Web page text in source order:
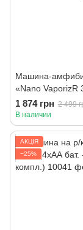
Машина-
«Nano VaporizR
(4хАА бат. - нет
зеленая
1 874 грн 2 499
В наличии
АКЦІЯ
−25%